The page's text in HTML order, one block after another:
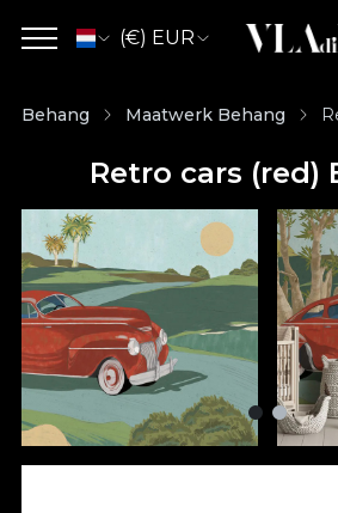
(€) EUR
Behang Maatwerk Behang
Retro cars (red)